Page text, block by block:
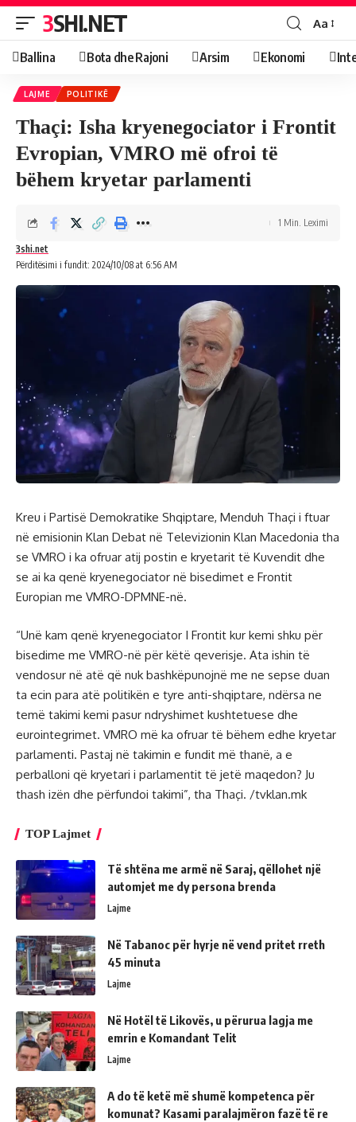
3SHI.NET Aa
Ballina Bota dhe Rajoni Arsim Ekonomi
LAJME POLITIKË
Thaçi: Isha kryenegociator i Frontit
Evropian, VMRO më ofroi të
bëhem kryetar parlamenti
Përditësimi i fundit: 2024/10/08 at 6:56 AM
3shi.net
1 Min. Leximi
Kreu i Partisë Demokratike Shqiptare, Menduh Thaçi i ftuar
në emisionin Klan Debat në Televizionin Klan Macedonia tha
se VMRO i ka ofruar atij postin e kryetarit të Kuvendit dhe
se ai ka qenë kryenegociator në bisedimet e Frontit
Europian me VMRO-DPMNE-në.
“Unë kam qenë kryenegociator I Frontit kur kemi shku për
bisedime me VMRO-në për këtë qeverisje. Ata ishin të
vendosur në atë që nuk bashkëpunojnë me ne sepse duan
ta ecin para atë politikën e tyre anti-shqiptare, ndërsa ne
temë takimi kemi pasur ndryshimet kushtetuese dhe
eurointegrimet. VMRO më ka ofruar të bëhem edhe kryetar
parlamenti. Pastaj në takimin e fundit më thanë, a e
perballoni që kryetari i parlamentit të jetë maqedon? Ju
thash izën dhe përfundoi takimi”, tha Thaçi. /tvklan.mk
TOP Lajmet
Të shtëna me armë në Saraj, qëllohet një
automjet me dy persona brenda
Lajme
Në Tabanoc për hyrje në vend pritet rreth
45 minuta
Lajme
Në Hotël të Likovës, u përurua lagja me
emrin e Komandant Telit
Lajme
A do të ketë më shumë kompetenca për
komunat? Kasami paralajmëron fazë të re